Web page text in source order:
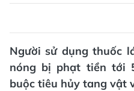
Người sử dụng thuốc
nóng bị phạt tiền tới
buộc tiêu hủy tang vật